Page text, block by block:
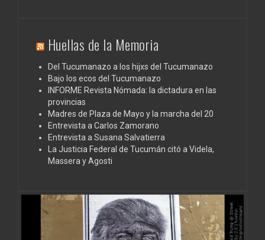
Huellas de la Memoria
Del Tucumanazo a los hijxs del Tucumanazo
Bajo los ecos del Tucumanazo
INFORME Revista Nómada: la dictadura en las
provincias
Madres de Plaza de Mayo y la marcha del 20
Entrevista a Carlos Zamorano
Entrevista a Susana Salvatierra
La Justicia Federal de Tucumán citó a Videla,
Massera y Agosti